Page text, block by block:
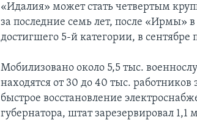
«Идалия» может стать четвертым
за последние семь лет, после «Ирмы»
достигшего 5-й категории, в сентябре
Мобилизовано около 5,5 тыс.
находятся от 30 до 40 тыс. работников
быстрое восстановление
губернатора, штат зарезервировал 1,1